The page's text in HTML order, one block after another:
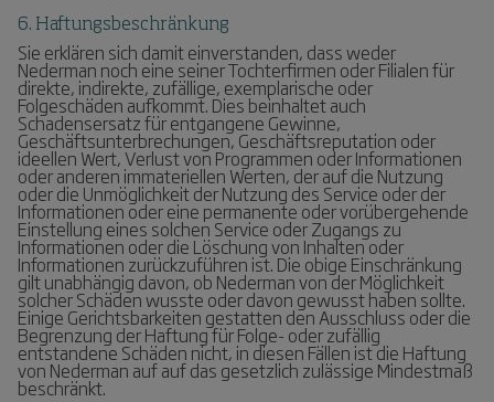
6. Haftungsbeschränkung
Sie erklären sich damit einverstanden, dass weder
Nederman noch eine seiner Tochterfirmen oder Filialen für
direkte, indirekte, zufällige, exemplarische oder
Folgeschäden aufkommt. Dies beinhaltet auch
Schadensersatz für entgangene Gewinne,
Geschäftsunterbrechungen, Geschäftsreputation oder
ideellen Wert, Verlust von Programmen oder Informationen
oder anderen immateriellen Werten, der auf die Nutzung
oder die Unmöglichkeit der Nutzung des Service oder der
Informationen oder eine permanente oder vorübergehende
Einstellung eines solchen Service oder Zugangs zu
Informationen oder die Löschung von Inhalten oder
Informationen zurückzuführen ist. Die obige Einschränkung
gilt unabhängig davon, ob Nederman von der Möglichkeit
solcher Schäden wusste oder davon gewusst haben sollte.
Einige Gerichtsbarkeiten gestatten den Ausschluss oder die
Begrenzung der Haftung für Folge- oder zufällig
entstandene Schäden nicht, in diesen Fällen ist die Haftung
von Nederman auf auf das gesetzlich zulässige Mindestmaß
beschränkt.